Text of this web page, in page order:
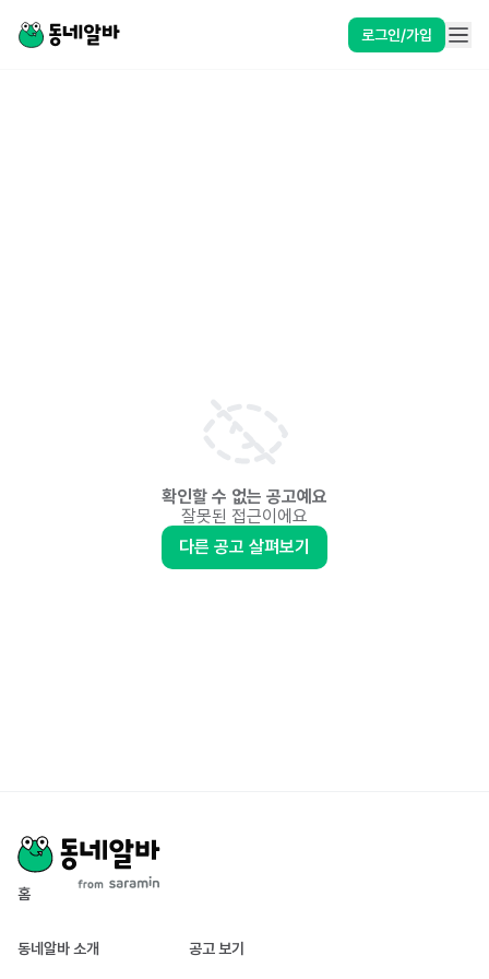
로그인/가입
확인할 수 없는 공고예요
잘못된 접근이에요
다른 공고 살펴보기
홈
동네알바 소개 공고 보기